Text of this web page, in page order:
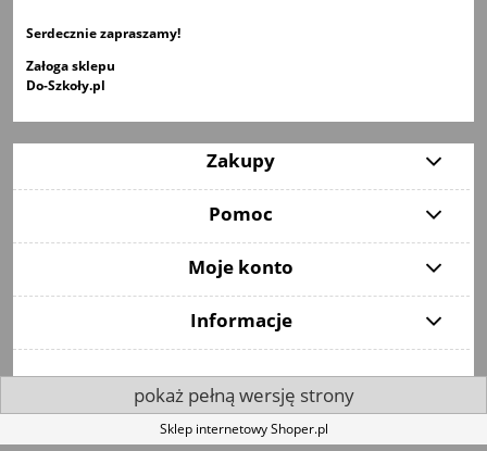
Serdecznie zapraszamy!
Załoga sklepu
Do-Szkoły.pl
Zakupy
Pomoc
Moje konto
Informacje
pokaż pełną wersję strony
Sklep internetowy Shoper.pl